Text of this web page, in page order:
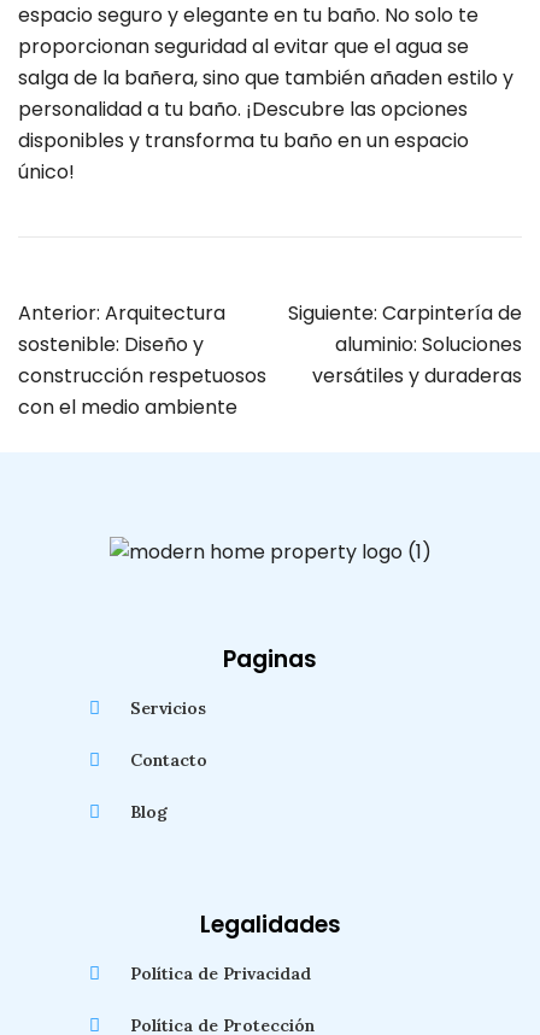
espacio seguro y elegante en tu baño. No solo te
proporcionan seguridad al evitar que el agua se
salga de la bañera, sino que también añaden estilo y
personalidad a tu baño. ¡Descubre las opciones
disponibles y transforma tu baño en un espacio
único!
Anterior: Arquitectura
sostenible: Diseño y
construcción respetuosos
con el medio ambiente
Siguiente: Carpintería de
aluminio: Soluciones
versátiles y duraderas
Paginas
Servicios
Contacto
Blog
Legalidades
Política de Privacidad
Política de Protección